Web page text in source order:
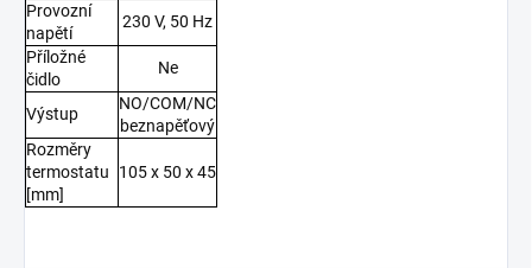
Provozní
napětí
230 V, 50 Hz
Příložné
čidlo
Ne
Výstup
NO/COM/NC
beznapěťový
Rozměry
termostatu
[mm]
105 x 50 x 45